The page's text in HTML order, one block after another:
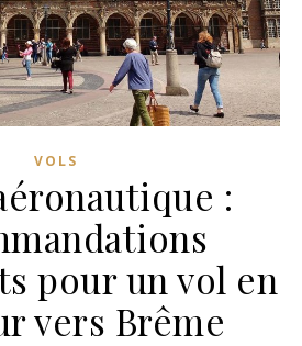
VOLS
:
pour un vol en
vers Brême